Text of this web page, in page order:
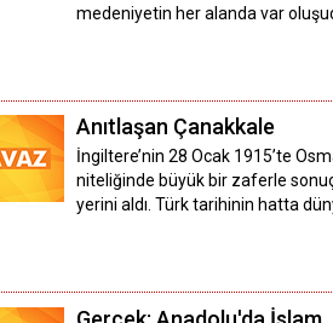
medeniyetin her alanda var
Anıtlaşan Çanakkale
İngiltere’nin 28 Ocak 1915’te
niteliğinde büyük bir zaferle
yerini aldı. Türk tarihinin hatta